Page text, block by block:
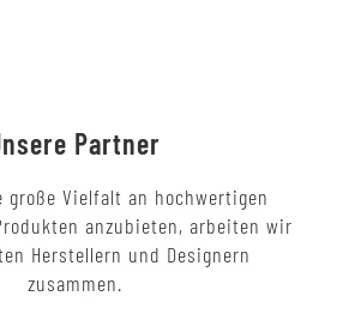
Partner
große Vielfalt an hochwertigen
anzubieten, arbeiten wir
Herstellern und Designern
zusammen.